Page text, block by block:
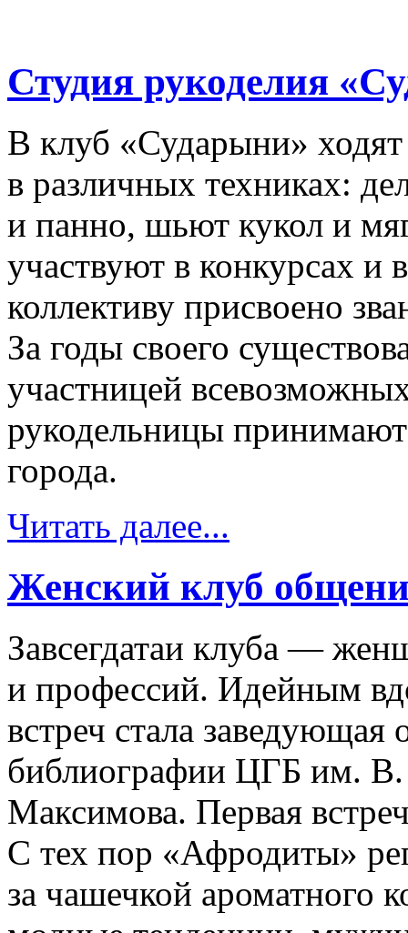
Студия рукоделия
В клуб «Сударыни»
в различных техниках:
и панно, шьют кукол и
участвуют в конкурсах и
коллективу присвоено
За годы своего
участницей
рукодельницы
города.
Читать далее...
Женский клуб
Завсегдатаи клуба —
и профессий. Идейным
встреч стала заведующая
библиографии ЦГБ им. В.
Максимова. Первая
С тех пор «Афродиты»
за чашечкой ароматного